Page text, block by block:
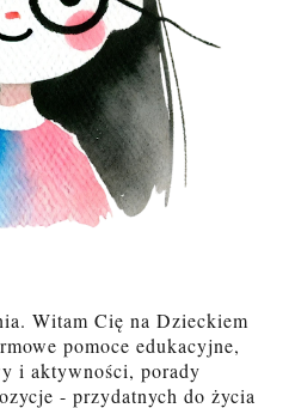
Witam Cię na Dzieckiem
pomoce edukacyjne,
i aktywności, porady
- przydatnych do życia